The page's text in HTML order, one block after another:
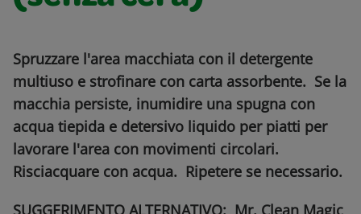
Spruzzare l'area macchiata con il detergente
multiuso e strofinare con carta assorbente. Se la
macchia persiste, inumidire una spugna con
acqua tiepida e detersivo liquido per piatti per
lavorare l'area con movimenti circolari.
Risciacquare con acqua. Ripetere se necessario.
SUGGERIMENTO ALTERNATIVO: Mr. Clean Magic